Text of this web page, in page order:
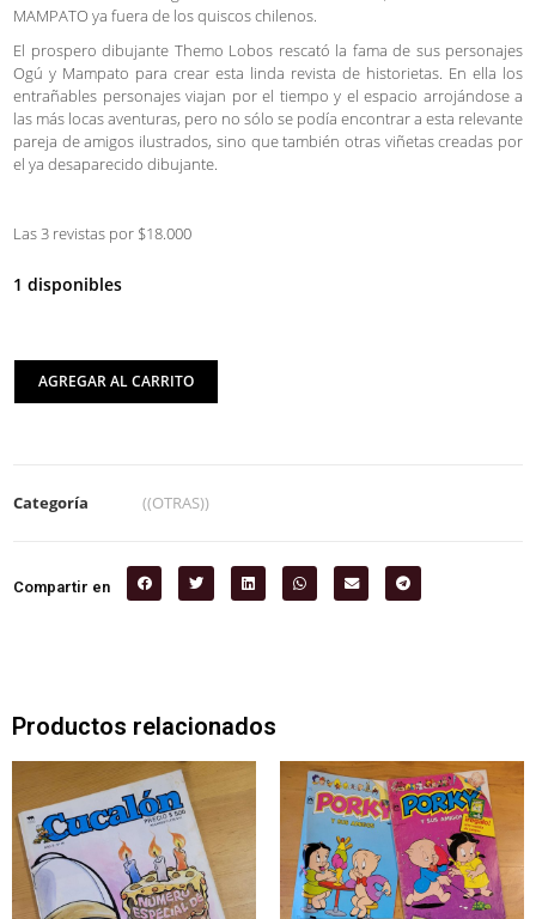
MAMPATO ya fuera de los quiscos chilenos.
El prospero dibujante Themo Lobos rescató la fama de sus personajes
Ogú y Mampato para crear esta linda revista de historietas. En ella los
entrañables personajes viajan por el tiempo y el espacio arrojándose a
las más locas aventuras, pero no sólo se podía encontrar a esta relevante
pareja de amigos ilustrados, sino que también otras viñetas creadas por
el ya desaparecido dibujante.
Las 3 revistas por $18.000
1 disponibles
AGREGAR AL CARRITO
Categoría ((OTRAS))
Compartir en
Productos relacionados